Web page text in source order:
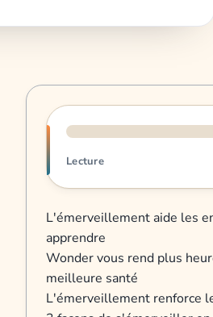
Progression de lecture
Lecture
L'émerveillement aide les
apprendre
Wonder vous rend plus
meilleure santé
L'émerveillement renforce